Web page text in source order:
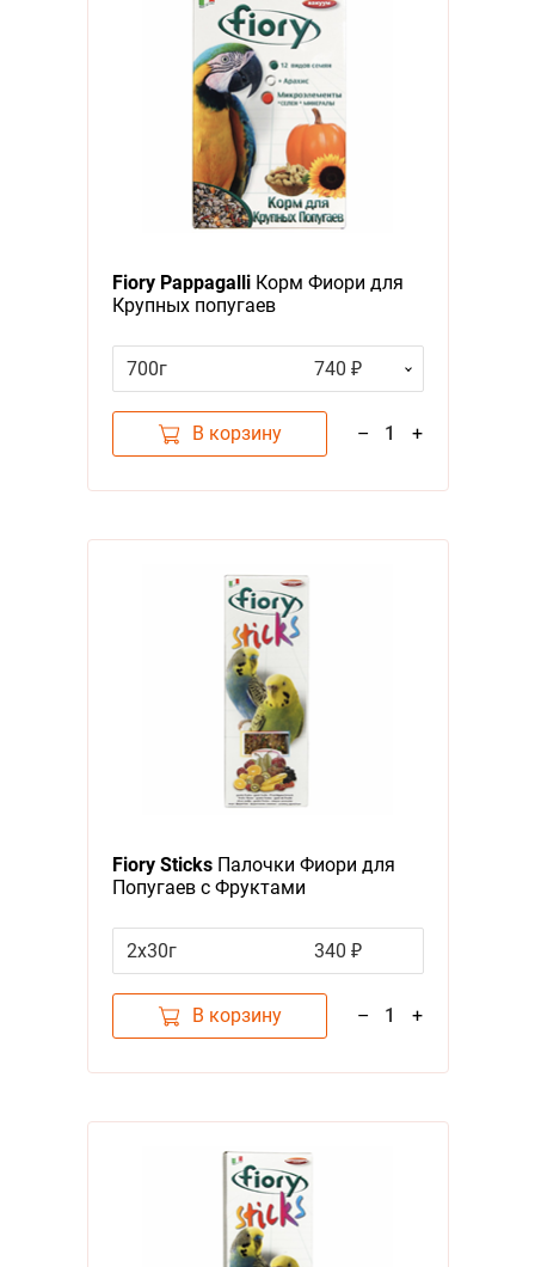
Fiory PappagalliКорм Фиори для
Крупных попугаев
700г 740 ₽
В корзину – 1 +
Fiory SticksПалочки Фиори для
Попугаев с Фруктами
2x30г 340 ₽
В корзину – 1 +